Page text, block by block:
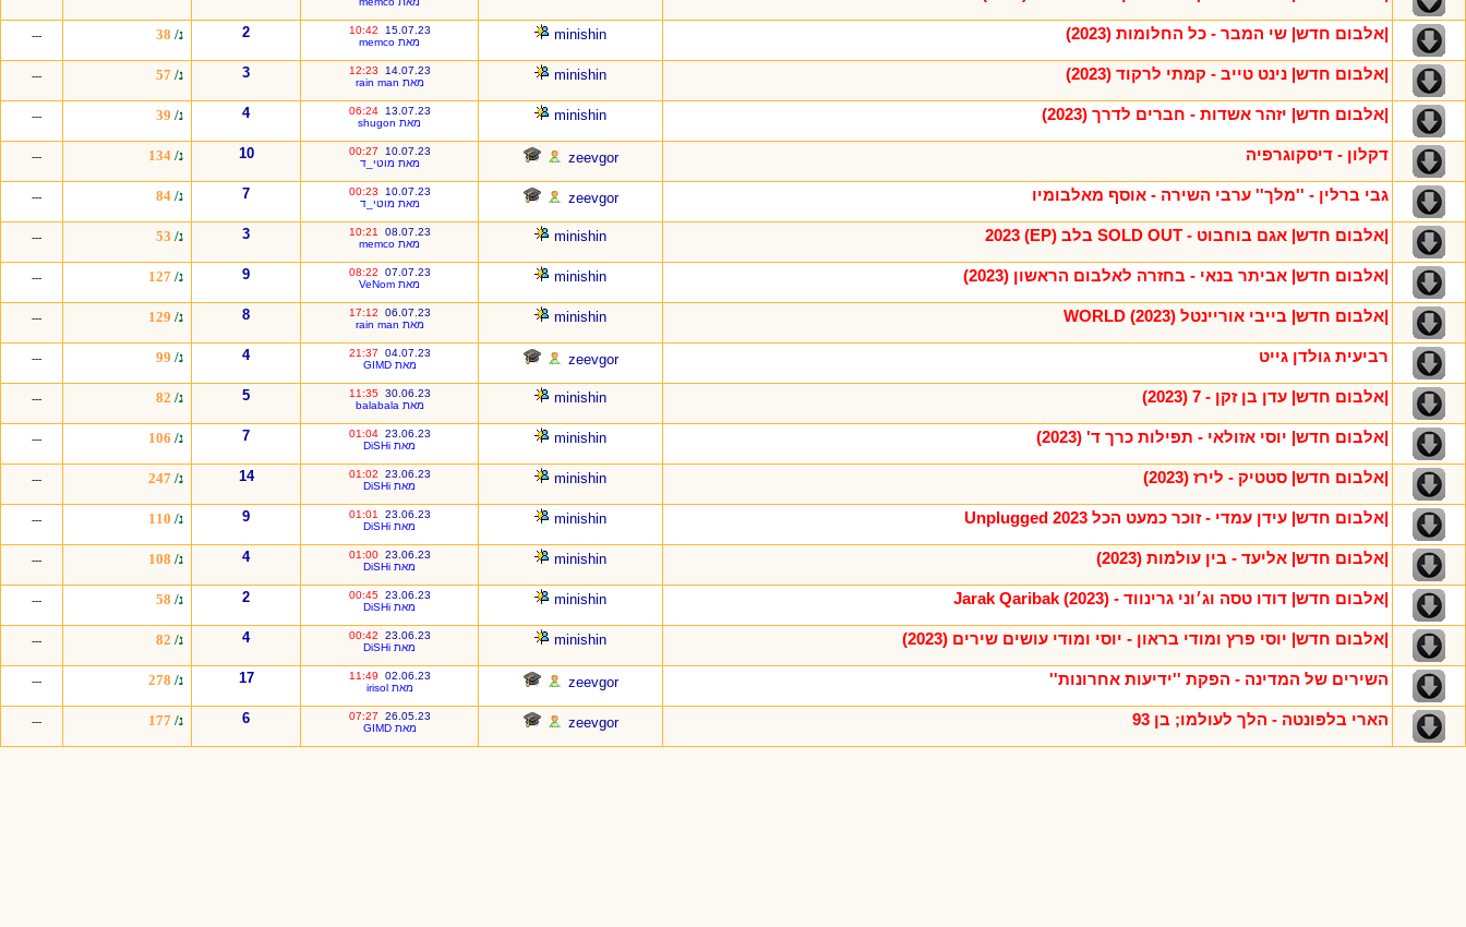
|אלבום חדש| שי המבר - כל החלומות (2023) minishin
15.07.23
10:42
מאת memco
2 נ/ ---
|אלבום חדש| נינט טייב - קמתי לרקוד (2023) minishin
14.07.23
12:23
מאת rain man
3 נ/ ---
|אלבום חדש| יזהר אשדות - חברים לדרך (2023) minishin
13.07.23
06:24
מאת shugon
4 נ/ ---
דקלון - דיסקוגרפיה zeevgor
10.07.23
00:27
מאת מוטי_ד
10 נ/ ---
גבי ברלין - ''מלך'' ערבי השירה - אוסף מאלבומיו zeevgor
10.07.23
00:23
מאת מוטי_ד
7 נ/ ---
|אלבום חדש| אגם בוחבוט - SOLD OUT בלב (EP) 2023 minishin
08.07.23
10:21
מאת memco
3 נ/ ---
|אלבום חדש| אביתר בנאי - בחזרה לאלבום הראשון (2023) minishin
07.07.23
08:22
מאת VeNom
9 נ/ ---
|אלבום חדש| בייבי אוריינטל WORLD (2023) minishin
06.07.23
17:12
מאת rain man
8 נ/ ---
רביעית גולדן גייט zeevgor
04.07.23
21:37
מאת GIMD
4 נ/ ---
|אלבום חדש| עדן בן זקן - 7 (2023) minishin
30.06.23
11:35
מאת balabala
5 נ/ ---
|אלבום חדש| יוסי אזולאי - תפילות כרך ד' (2023) minishin
23.06.23
01:04
מאת DiSHi
7 נ/ ---
|אלבום חדש| סטטיק - לירז (2023) minishin
23.06.23
01:02
מאת DiSHi
14 נ/ ---
|אלבום חדש| עידן עמדי - זוכר כמעט הכל Unplugged 2023 minishin
23.06.23
01:01
מאת DiSHi
9 נ/ ---
|אלבום חדש| אליעד - בין עולמות (2023) minishin
23.06.23
01:00
מאת DiSHi
4 נ/ ---
|אלבום חדש| דודו טסה וג׳וני גרינווד - Jarak Qaribak (2023) minishin
23.06.23
00:45
מאת DiSHi
2 נ/ ---
|אלבום חדש| יוסי פרץ ומודי בראון - יוסי ומודי עושים שירים (2023) minishin
23.06.23
00:42
מאת DiSHi
4 נ/ ---
השירים של המדינה - הפקת ''ידיעות אחרונות'' zeevgor
02.06.23
11:49
מאת irisol
17 נ/ ---
הארי בלפונטה - הלך לעולמו; בן 93 zeevgor
26.05.23
07:27
מאת GIMD
6 נ/ ---